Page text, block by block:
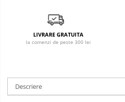
LIVRARE GRATUITA
la comenzi de peste 300 lei
Descriere